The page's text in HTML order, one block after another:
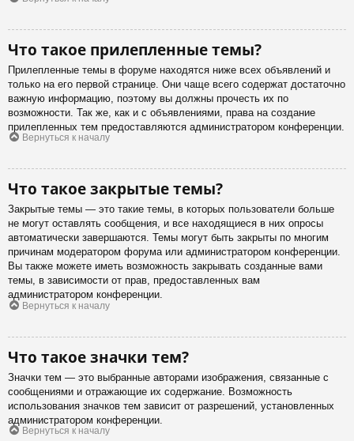
Что такое прилепленные темы?
Прилепленные темы в форуме находятся ниже всех объявлений и
только на его первой странице. Они чаще всего содержат достаточно
важную информацию, поэтому вы должны прочесть их по
возможности. Так же, как и с объявлениями, права на создание
прилепленных тем предоставляются администратором конференции.
Вернуться к началу
Что такое закрытые темы?
Закрытые темы — это такие темы, в которых пользователи больше
не могут оставлять сообщения, и все находящиеся в них опросы
автоматически завершаются. Темы могут быть закрыты по многим
причинам модератором форума или администратором конференции.
Вы также можете иметь возможность закрывать созданные вами
темы, в зависимости от прав, предоставленных вам
администратором конференции.
Вернуться к началу
Что такое значки тем?
Значки тем — это выбранные авторами изображения, связанные с
сообщениями и отражающие их содержание. Возможность
использования значков тем зависит от разрешений, установленных
администратором конференции.
Вернуться к началу